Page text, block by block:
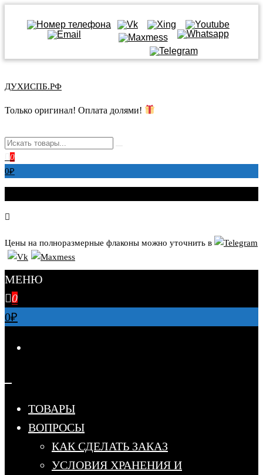
содержимому
ДУХИСПБ.РФ
Только оригинал! Оплата долями!
0
0₽
Цены на полноразмерные флаконы можно уточнить в
МЕНЮ
0
0₽
ТОВАРЫ
ВОПРОСЫ
КАК СДЕЛАТЬ ЗАКАЗ
УСЛОВИЯ ХРАНЕНИЯ И